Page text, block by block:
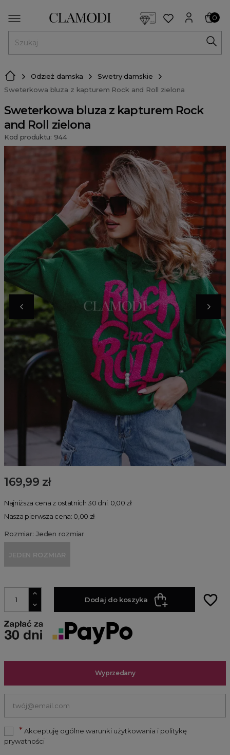
0
Odzież damska
Swetry damskie
Sweterkowa bluza z kapturem Rock and Roll zielona
Sweterkowa bluza z kapturem Rock
and Roll zielona
Kod produktu: 944
169,99 zł
Najniższa cena z ostatnich 30 dni: 0,00 zł
Nasza pierwsza cena: 0,00 zł
Rozmiar: Jeden rozmiar
JEDEN ROZMIAR
Dodaj do koszyka favorite_border
Wyprzedany
* Akceptuję ogólne warunki użytkowania i politykę
prywatności